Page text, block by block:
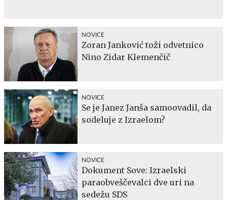
NOVICE
Zoran Janković toži odvetnico
Nino Zidar Klemenčič
NOVICE
Se je Janez Janša samoovadil, da
sodeluje z Izraelom?
NOVICE
Dokument Sove: Izraelski
paraobveščevalci dve uri na
sedežu SDS